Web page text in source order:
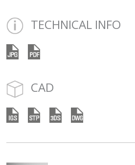
TECHNICAL INFO
CAD